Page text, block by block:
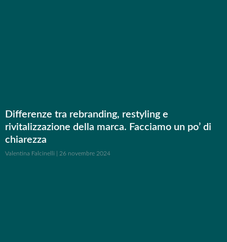
Differenze tra rebranding, restyling e
rivitalizzazione della marca. Facciamo un po’ di
chiarezza
Valentina Falcinelli 26 novembre 2024